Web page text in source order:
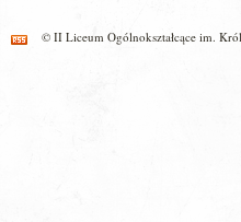
© II Liceum Ogólnokształcące im.